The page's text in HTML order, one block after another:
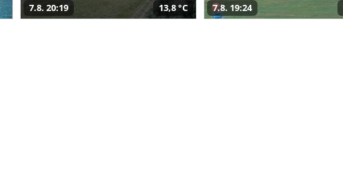
7.8. 20:19 13,8 °C 7.8. 19:24